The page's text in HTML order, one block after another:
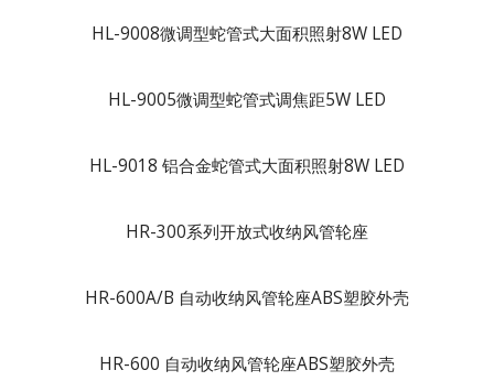
HL-9008微调型蛇管式大面积照射8W LED
HL-9005微调型蛇管式调焦距5W LED
HL-9018 铝合金蛇管式大面积照射8W LED
HR-300系列开放式收纳风管轮座
HR-600A/B 自动收纳风管轮座ABS塑胶外壳
HR-600 自动收纳风管轮座ABS塑胶外壳